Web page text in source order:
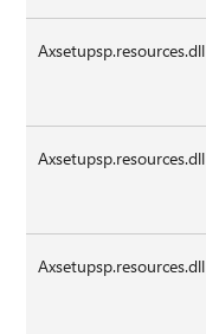
Axsetupsp.resources.dll
Axsetupsp.resources.dll
Axsetupsp.resources.dll